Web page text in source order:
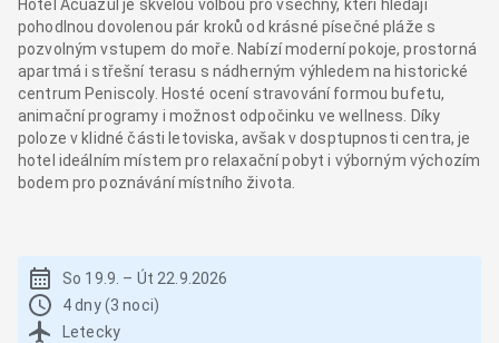
Hotel Acuazul je skvělou volbou pro všechny, kteří hledají
pohodlnou dovolenou pár kroků od krásné písečné pláže s
pozvolným vstupem do moře. Nabízí moderní pokoje, prostorná
apartmá i střešní terasu s nádherným výhledem na historické
centrum Peniscoly. Hosté ocení stravování formou bufetu,
animační programy i možnost odpočinku ve wellness. Díky
poloze v klidné části letoviska, avšak v dosptupnosti centra, je
hotel ideálním místem pro relaxační pobyt i výborným výchozím
bodem pro poznávání místního života.
So 19.9. – Út 22.9.2026
4 dny (3 noci)
Letecky